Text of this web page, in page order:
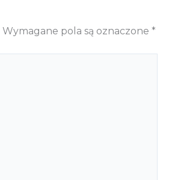
Wymagane pola są oznaczone *